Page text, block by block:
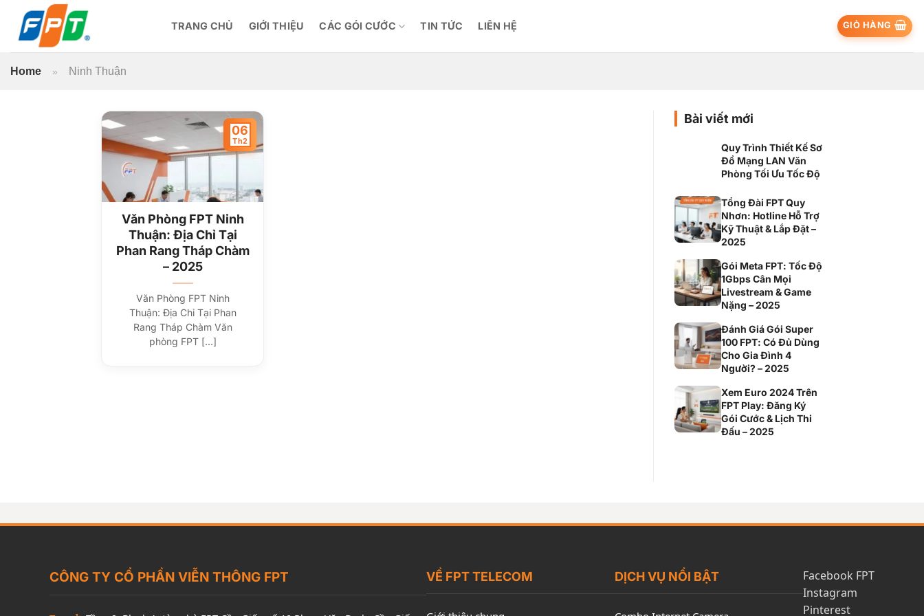
TRANG CHỦ GIỚI THIỆU CÁC GÓI CƯỚC TIN TỨC LIÊN HỆ GIỎ HÀNG
Home » Ninh Thuận
Văn Phòng FPT Ninh
Thuận: Địa Chỉ Tại
Phan Rang Tháp Chàm
– 2025
Văn Phòng FPT Ninh
Thuận: Địa Chỉ Tại Phan
Rang Tháp Chàm Văn
phòng FPT [...]
06
Th2
Bài viết mới
Quy Trình Thiết Kế Sơ
Đồ Mạng LAN Văn
Phòng Tối Ưu Tốc Độ
Tổng Đài FPT Quy
Nhơn: Hotline Hỗ Trợ
Kỹ Thuật & Lắp Đặt –
2025
Gói Meta FPT: Tốc Độ
1Gbps Cân Mọi
Livestream & Game
Nặng – 2025
Đánh Giá Gói Super
100 FPT: Có Đủ Dùng
Cho Gia Đình 4
Người? – 2025
Xem Euro 2024 Trên
FPT Play: Đăng Ký
Gói Cước & Lịch Thi
Đấu – 2025
CÔNG TY CỔ PHẦN VIỄN THÔNG FPT VỀ FPT TELECOM DỊCH VỤ NỔI BẬT
Facebook FPT
Instagram
Pinterest